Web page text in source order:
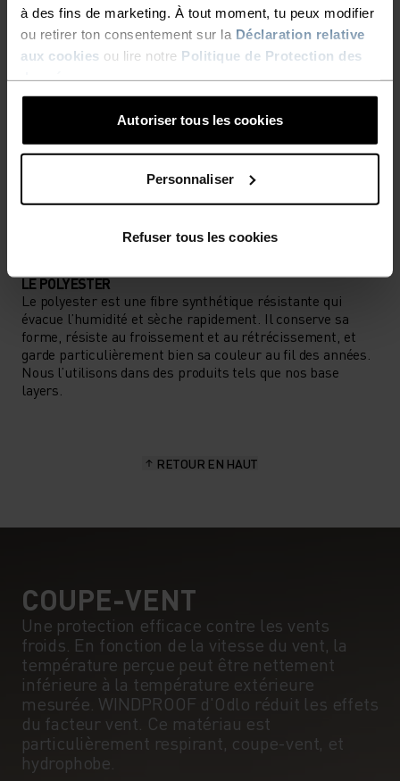
à des fins de marketing. À tout moment, tu peux modifier
ou retirer ton consentement sur la Déclaration relative
aux cookies ou lire notre Politique de Protection des
Autoriser tous les cookies
Personnaliser
Refuser tous les cookies
NIVEAU D'ACTIVITÉ
BAS MODÉRÉ ÉLEVÉ
TYPE D’ACTIVITÉ
ACTIVITÉS À HAUTE INTENSITÉ
LE POLYESTER
Le polyester est une fibre synthétique résistante qui
évacue l’humidité et sèche rapidement. Il conserve sa
forme, résiste au froissement et au rétrécissement, et
garde particulièrement bien sa couleur au fil des années.
Nous l’utilisons dans des produits tels que nos base
layers.
RETOUR EN HAUT
COUPE-VENT
Une protection efficace contre les vents
froids. En fonction de la vitesse du vent, la
température perçue peut être nettement
inférieure à la température extérieure
mesurée. WINDPROOF d'Odlo réduit les effets
du facteur vent. Ce matériau est
particulièrement respirant, coupe-vent, et
hydrophobe.